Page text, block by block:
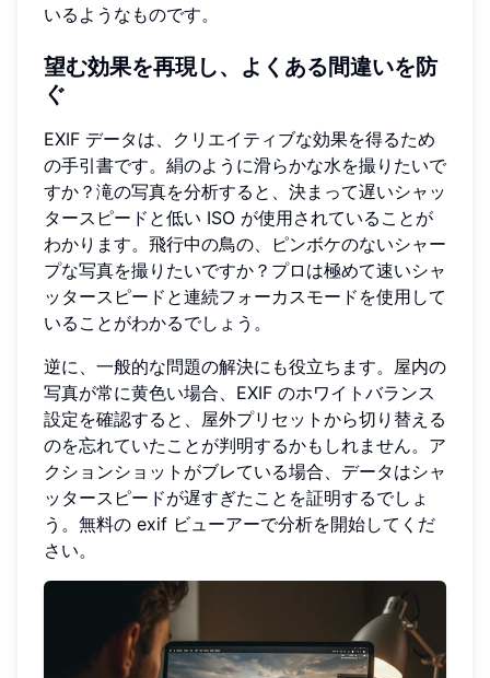
いるようなものです。
望む効果を再現し、よくある間違いを防
ぐ
EXIF データは、クリエイティブな効果を得るため
の手引書です。絹のように滑らかな水を撮りたいで
すか？滝の写真を分析すると、決まって遅いシャッ
タースピードと低い ISO が使用されていることが
わかります。飛行中の鳥の、ピンボケのないシャー
プな写真を撮りたいですか？プロは極めて速いシャ
ッタースピードと連続フォーカスモードを使用して
いることがわかるでしょう。
逆に、一般的な問題の解決にも役立ちます。屋内の
写真が常に黄色い場合、EXIF のホワイトバランス
設定を確認すると、屋外プリセットから切り替える
のを忘れていたことが判明するかもしれません。ア
クションショットがブレている場合、データはシャ
ッタースピードが遅すぎたことを証明するでしょ
う。無料の exif ビューアーで分析を開始してくだ
さい。